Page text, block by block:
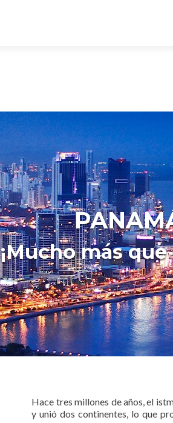
¡Mucho más que
Hace tres millones de años, el
y unió dos continentes, lo que